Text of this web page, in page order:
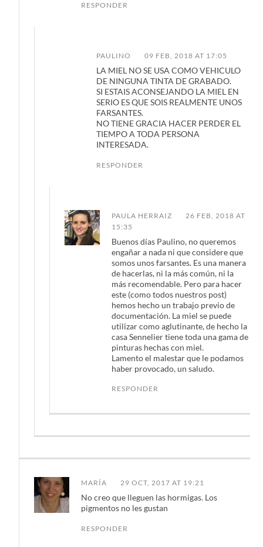
RESPONDER
PAULINO 09 FEB, 2018 AT 17:05
LA MIEL NO SE USA COMO VEHICULO
DE NINGUNA TINTA DE GRABADO.
SI ESTAIS ACONSEJANDO LA MIEL EN
SERIO ES QUE SOIS REALMENTE UNOS
FARSANTES.
NO TIENE GRACIA HACER PERDER EL
TIEMPO A TODA PERSONA
INTERESADA.
RESPONDER
PAULA HERRAIZ
26 FEB, 2018 AT
15:35
Buenos días Paulino, no queremos
engañar a nada ni que considere que
somos unos farsantes. Es una manera
de hacerlas, ni la más común, ni la
más recomendable. Pero para hacer
este (como todos nuestros post)
hemos hecho un trabajo previo de
documentación. La miel se puede
utilizar como aglutinante, de hecho la
casa Sennelier tiene toda una gama de
pinturas hechas con miel.
Lamento el malestar que le podamos
haber provocado, un saludo.
RESPONDER
MARÍA 29 OCT, 2017 AT 19:21
No creo que lleguen las hormigas. Los
pigmentos no les gustan
RESPONDER